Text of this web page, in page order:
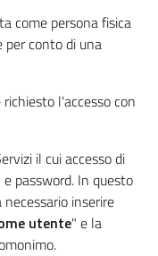
come persona fisica
conto di una
l'accesso con
il cui accesso di
password. In questo
inserire
utente" e la